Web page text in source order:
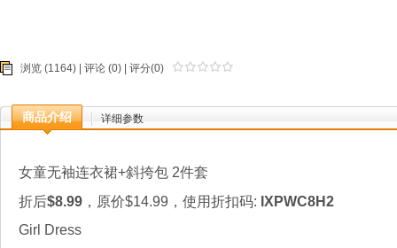
浏览 (1164) | 评论 (0) | 评分(0)
商品介绍 详细参数
女童无袖连衣裙+斜挎包 2件套
折后$8.99 ，原价$14.99，使用折扣码: IXPWC8H2
Girl Dress